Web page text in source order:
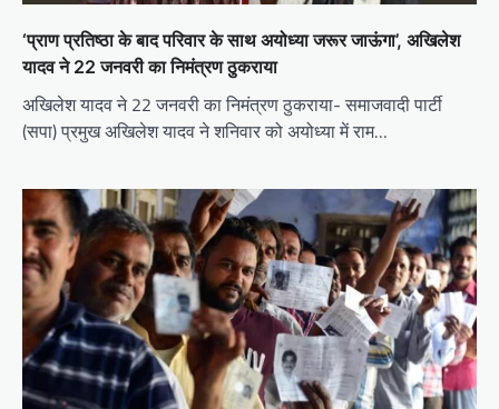
‘प्राण प्रतिष्ठा के बाद परिवार के साथ अयोध्या जरूर जाऊंगा’, अखिलेश
यादव ने 22 जनवरी का निमंत्रण ठुकराया
अखिलेश यादव ने 22 जनवरी का निमंत्रण ठुकराया- समाजवादी पार्टी
(सपा) प्रमुख अखिलेश यादव ने शनिवार को अयोध्या में राम…